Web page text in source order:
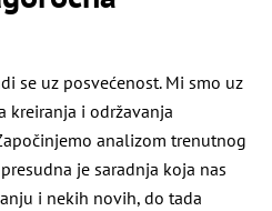
se uz posvećenost. Mi smo uz
kreiranja i održavanja
analizom trenutnog
je saradnja koja nas
i nekih novih, do tada